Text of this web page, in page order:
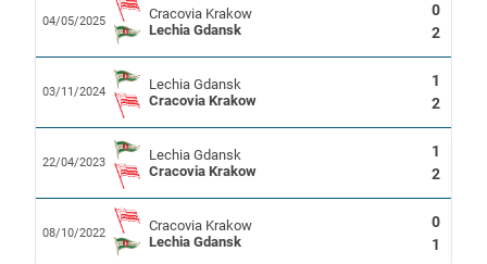
04/05/2025
Cracovia Krakow
Lechia Gdansk
0
2
03/11/2024
Lechia Gdansk
Cracovia Krakow
1
2
22/04/2023
Lechia Gdansk
Cracovia Krakow
1
2
08/10/2022
Cracovia Krakow
Lechia Gdansk
0
1